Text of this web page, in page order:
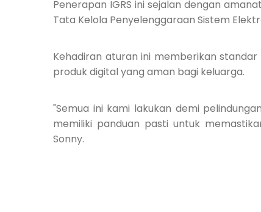
Penerapan IGRS ini sejalan dengan
Tata Kelola Penyelenggaraan Sistem
Kehadiran aturan ini memberikan
produk digital yang aman bagi keluarga.
"Semua ini kami lakukan demi
memiliki panduan pasti untuk
Sonny.